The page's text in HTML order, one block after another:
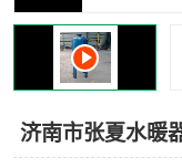
济南市张夏水暖